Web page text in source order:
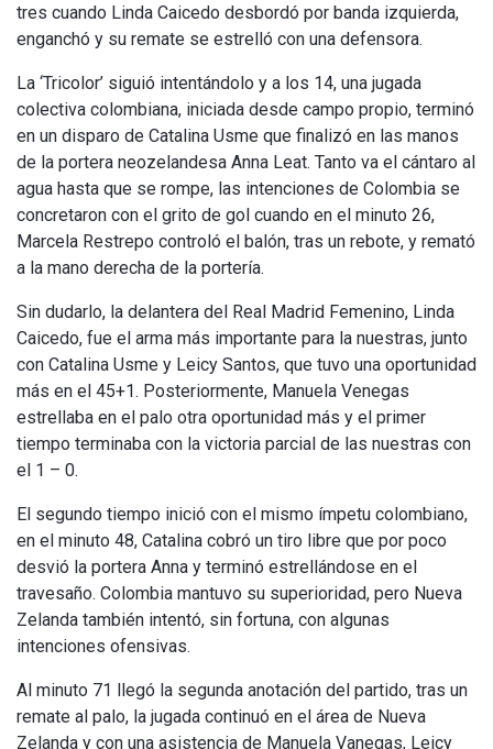
tres cuando Linda Caicedo desbordó por banda izquierda,
enganchó y su remate se estrelló con una defensora.
La ‘Tricolor’ siguió intentándolo y a los 14, una jugada
colectiva colombiana, iniciada desde campo propio, terminó
en un disparo de Catalina Usme que finalizó en las manos
de la portera neozelandesa Anna Leat. Tanto va el cántaro al
agua hasta que se rompe, las intenciones de Colombia se
concretaron con el grito de gol cuando en el minuto 26,
Marcela Restrepo controló el balón, tras un rebote, y remató
a la mano derecha de la portería.
Sin dudarlo, la delantera del Real Madrid Femenino, Linda
Caicedo, fue el arma más importante para la nuestras, junto
con Catalina Usme y Leicy Santos, que tuvo una oportunidad
más en el 45+1. Posteriormente, Manuela Venegas
estrellaba en el palo otra oportunidad más y el primer
tiempo terminaba con la victoria parcial de las nuestras con
el 1 – 0.
El segundo tiempo inició con el mismo ímpetu colombiano,
en el minuto 48, Catalina cobró un tiro libre que por poco
desvió la portera Anna y terminó estrellándose en el
travesaño. Colombia mantuvo su superioridad, pero Nueva
Zelanda también intentó, sin fortuna, con algunas
intenciones ofensivas.
Al minuto 71 llegó la segunda anotación del partido, tras un
remate al palo, la jugada continuó en el área de Nueva
Zelanda y con una asistencia de Manuela Vanegas, Leicy